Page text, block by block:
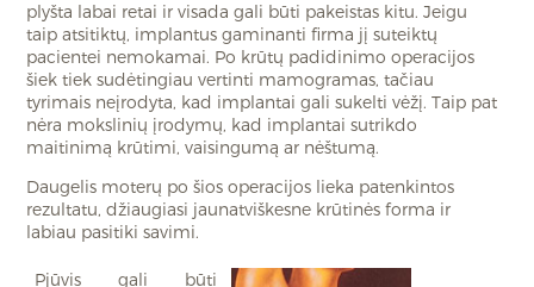
plyšta labai retai ir visada gali būti pakeistas kitu. Jeigu
taip atsitiktų, implantus gaminanti firma jį suteiktų
pacientei nemokamai. Po krūtų padidinimo operacijos
šiek tiek sudėtingiau vertinti mamogramas, tačiau
tyrimais neįrodyta, kad implantai gali sukelti vėžį. Taip pat
nėra mokslinių įrodymų, kad implantai sutrikdo
maitinimą krūtimi, vaisingumą ar nėštumą.
Daugelis moterų po šios operacijos lieka patenkintos
rezultatu, džiaugiasi jaunatviškesne krūtinės forma ir
labiau pasitiki savimi.
Pjūvis gali būti